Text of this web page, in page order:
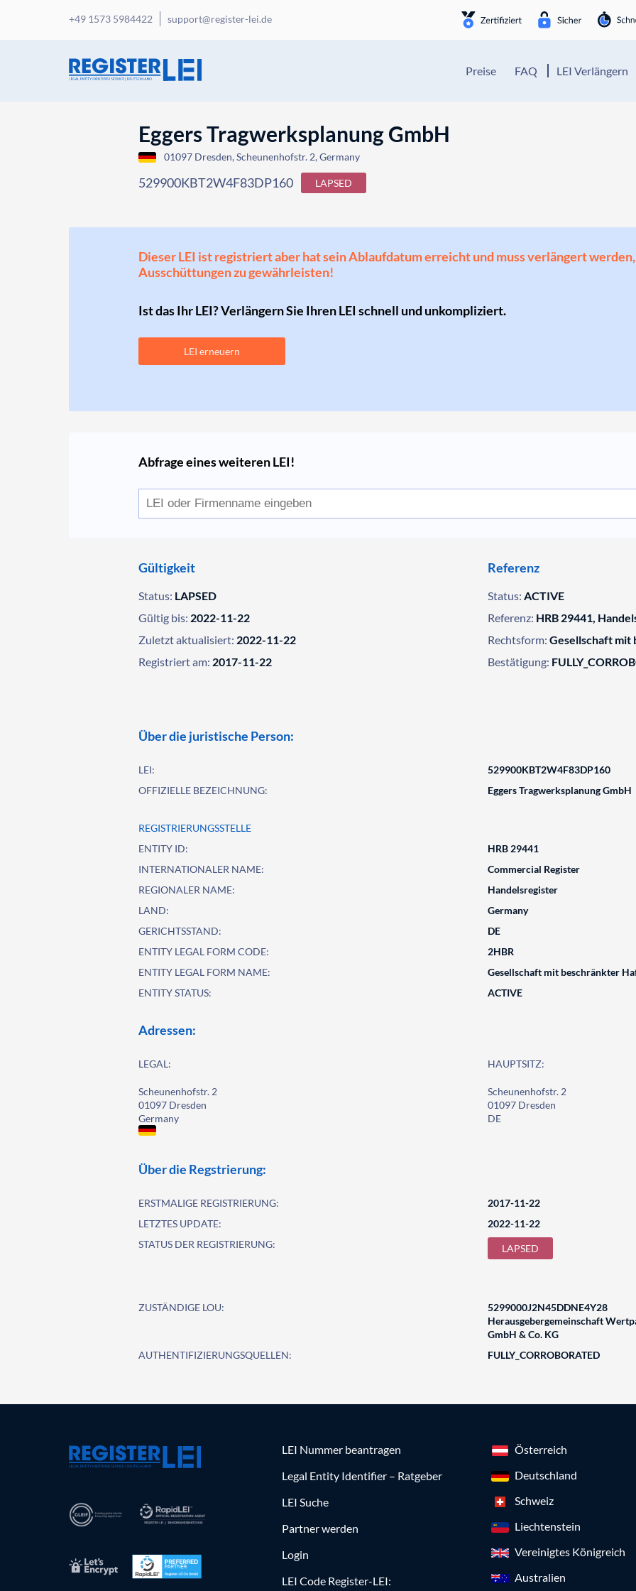
+49 1573 5984422 support@register-lei.de
Preise FAQ LEI Verlängern
Eggers Tragwerksplanung GmbH
01097 Dresden, Scheunenhofstr. 2, Germany
529900KBT2W4F83DP160 LAPSED
Dieser LEI ist registriert aber hat sein Ablaufdatum erreicht und muss verlängert
Ausschüttungen zu gewährleisten!
Ist das Ihr LEI? Verlängern Sie Ihren LEI schnell und unkompliziert.
LEI erneuern
Abfrage eines weiteren LEI!
Gültigkeit
Status: LAPSED
Gültig bis: 2022-11-22
Zuletzt aktualisiert: 2022-11-22
Registriert am: 2017-11-22
Referenz
Status: ACTIVE
Referenz: HRB 29441,
Rechtsform: Gesellschaft mit
Bestätigung:
Über die juristische Person:
LEI:
529900KBT2W4F83DP160
OFFIZIELLE BEZEICHNUNG:
Eggers Tragwerksplanung GmbH
REGISTRIERUNGSSTELLE
ENTITY ID:
HRB 29441
INTERNATIONALER NAME:
Commercial Register
REGIONALER NAME:
Handelsregister
LAND:
Germany
GERICHTSSTAND:
DE
ENTITY LEGAL FORM CODE:
2HBR
ENTITY LEGAL FORM NAME:
Gesellschaft mit beschränkter
ENTITY STATUS:
ACTIVE
Adressen:
LEGAL:
Scheunenhofstr. 2
01097 Dresden
Germany
HAUPTSITZ:
Scheunenhofstr. 2
01097 Dresden
DE
Über die Regstrierung:
ERSTMALIGE REGISTRIERUNG:
2017-11-22
LETZTES UPDATE:
2022-11-22
STATUS DER REGISTRIERUNG:
LAPSED
ZUSTÄNDIGE LOU:
5299000J2N45DDNE4Y28
Herausgebergemeinschaft
GmbH & Co. KG
AUTHENTIFIZIERUNGSQUELLEN:
FULLY_CORROBORATED
LEI Nummer beantragen
Legal Entity Identifier – Ratgeber
LEI Suche
Partner werden
Login
LEI Code Register-LEI:
Österreich
Deutschland
Schweiz
Liechtenstein
Vereinigtes Königreich
Australien